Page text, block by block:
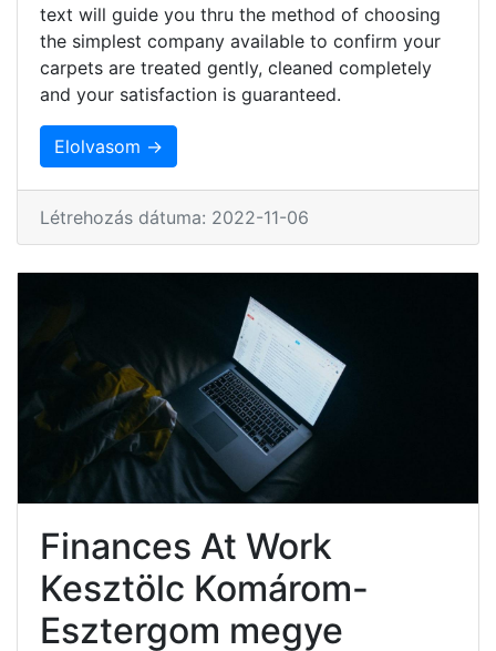
text will guide you thru the method of choosing
the simplest company available to confirm your
carpets are treated gently, cleaned completely
and your satisfaction is guaranteed.
Elolvasom →
Létrehozás dátuma: 2022-11-06
Finances At Work
Kesztölc Komárom-
Esztergom megye